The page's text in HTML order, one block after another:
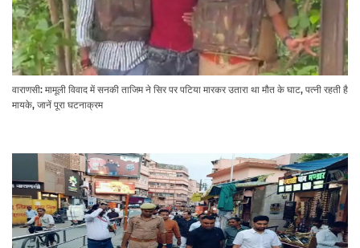
वाराणसी: मामूली विवाद में सनकी ताजिम ने सिर पर पटिया मारकर उतारा था मौत के घाट, पत्नी रहती है
मायके, जानें पूरा घटनाक्रम